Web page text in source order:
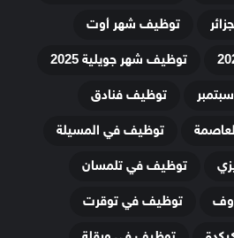
توظيف شهر أوت
توظيف شهر جويلية 2025
توظيف فنادق
توظيف في المسيلة
توظيف في تلمسان
توظيف في توقرت